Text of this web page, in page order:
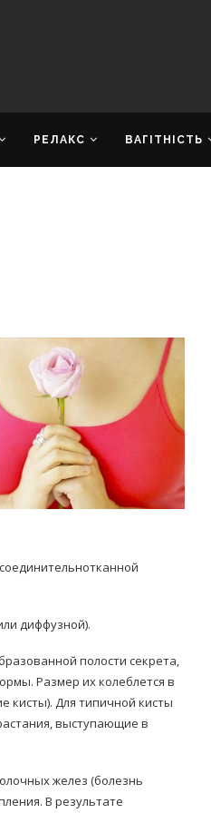
РЕЛАКС ВАГІТНІСТЬ
диффузной).
полости секрета,
Размер их колеблется в
кисты). Для типичной кисты
выступающие в
желез (болезнь
В результате
Попробуйте рецепт
супа доктора
08/Січ/2021